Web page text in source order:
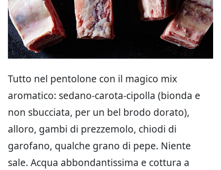
Tutto nel pentolone con il magico mix
aromatico: sedano-carota-cipolla (bionda e
non sbucciata, per un bel brodo dorato),
alloro, gambi di prezzemolo, chiodi di
garofano, qualche grano di pepe. Niente
sale. Acqua abbondantissima e cottura a